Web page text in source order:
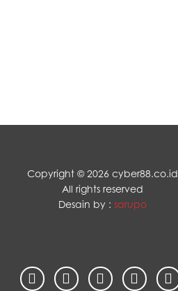
Copyright ©2026 cyber88.co.id
All rights reserved
Desain by : sarupo